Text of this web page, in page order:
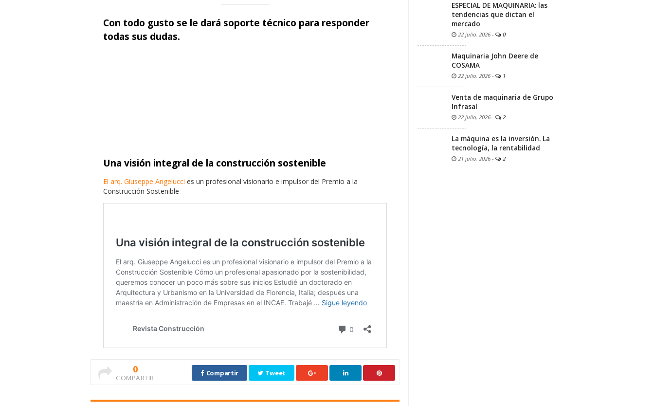
Con todo gusto se le dará soporte técnico para responder
todas sus dudas.
Una visión integral de la construcción sostenible
El arq. Giuseppe Angelucci es un profesional visionario e impulsor del Premio a la
Construcción Sostenible
0
COMPARTIR
Compartir Tweet
ESPECIAL DE MAQUINARIA: las
tendencias que dictan el
mercado
22 julio, 2026 - 0
Maquinaria John Deere de
COSAMA
22 julio, 2026 - 1
Venta de maquinaria de Grupo
Infrasal
22 julio, 2026 - 2
La máquina es la inversión. La
tecnología, la rentabilidad
21 julio, 2026 - 2